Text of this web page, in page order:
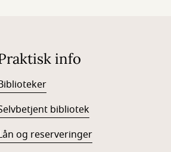
info
bibliotek
og reserveringer